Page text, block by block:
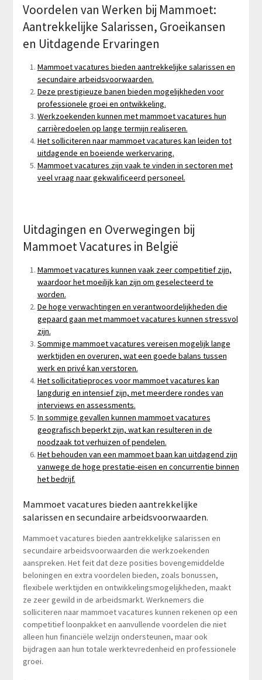
Voordelen van Werken bij Mammoet:
Aantrekkelijke Salarissen, Groeikansen
en Uitdagende Ervaringen
Mammoet vacatures bieden aantrekkelijke salarissen en
secundaire arbeidsvoorwaarden.
Deze prestigieuze banen bieden mogelijkheden voor
professionele groei en ontwikkeling.
Werkzoekenden kunnen met mammoet vacatures hun
carrièredoelen op lange termijn realiseren.
Het solliciteren naar mammoet vacatures kan leiden tot
uitdagende en boeiende werkervaring.
Mammoet vacatures zijn vaak te vinden in sectoren met
veel vraag naar gekwalificeerd personeel.
Uitdagingen en Overwegingen bij
Mammoet Vacatures in België
Mammoet vacatures kunnen vaak zeer competitief zijn,
waardoor het moeilijk kan zijn om geselecteerd te
worden.
De hoge verwachtingen en verantwoordelijkheden die
gepaard gaan met mammoet vacatures kunnen stressvol
zijn.
Sommige mammoet vacatures vereisen mogelijk lange
werktijden en overuren, wat een goede balans tussen
werk en privé kan verstoren.
Het sollicitatieproces voor mammoet vacatures kan
langdurig en intensief zijn, met meerdere rondes van
interviews en assessments.
In sommige gevallen kunnen mammoet vacatures
geografisch beperkt zijn, wat kan resulteren in de
noodzaak tot verhuizen of pendelen.
Het behouden van een mammoet baan kan uitdagend zijn
vanwege de hoge prestatie-eisen en concurrentie binnen
het bedrijf.
Mammoet vacatures bieden aantrekkelijke
salarissen en secundaire arbeidsvoorwaarden.
Mammoet vacatures bieden aantrekkelijke salarissen en
secundaire arbeidsvoorwaarden die werkzoekenden
aanspreken. Het feit dat deze posities bovengemiddelde
beloningen en extra voordelen bieden, zoals bonussen,
flexibele werktijden en ontwikkelingsmogelijkheden, maakt
ze zeer gewild in de arbeidsmarkt. Werknemers die
solliciteren naar mammoet vacatures kunnen rekenen op een
competitief loonpakket en aanvullende voordelen die niet
alleen hun financiële welzijn ondersteunen, maar ook
bijdragen aan hun totale werktevredenheid en professionele
groei.